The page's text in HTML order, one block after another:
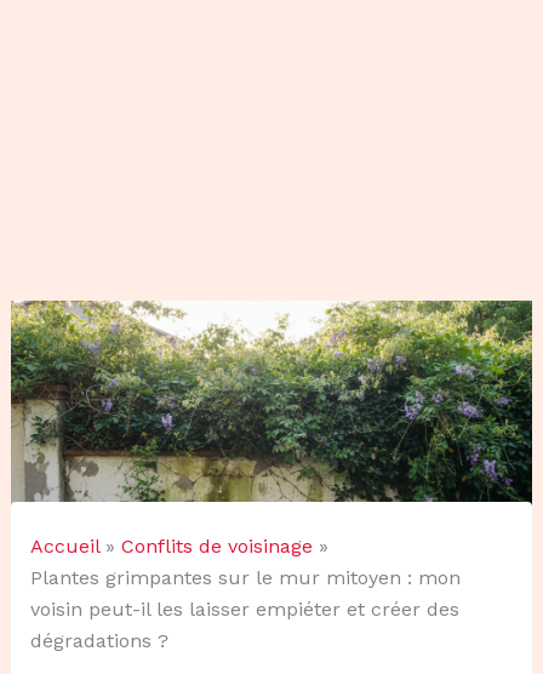
Accueil
Conflits de voisinage
Plantes grimpantes sur le mur mitoyen : mon
voisin peut-il les laisser empiéter et créer des
dégradations ?